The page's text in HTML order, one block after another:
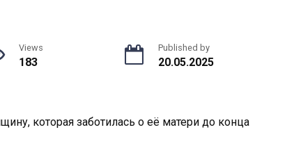
Views
183
Published by
20.05.2025
которая заботилась о её матери до конца